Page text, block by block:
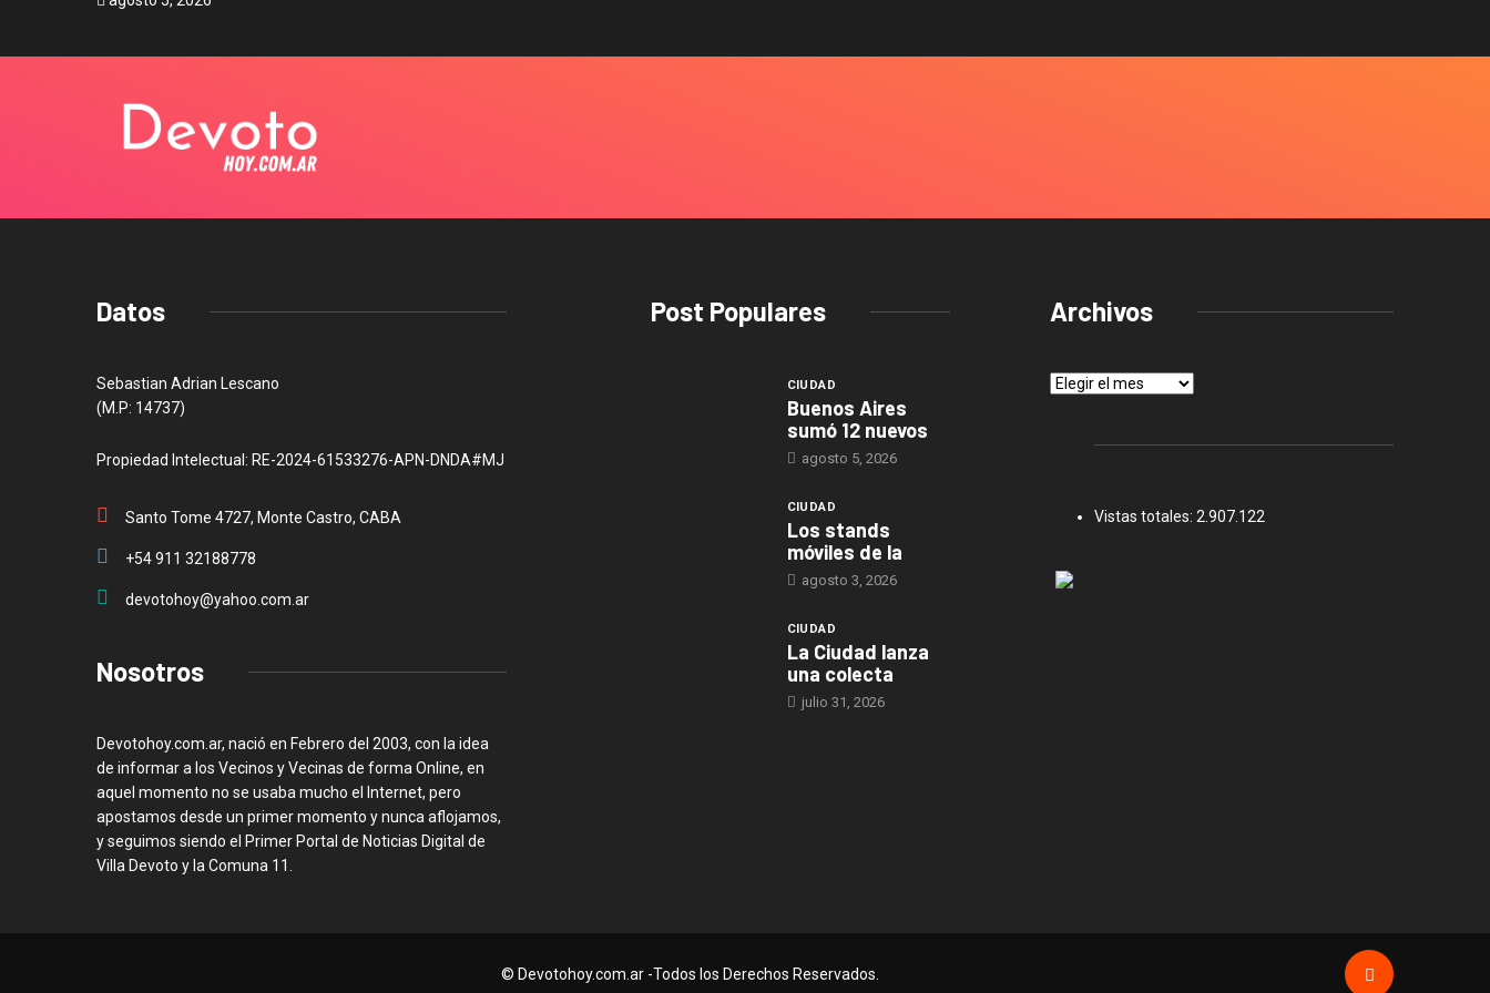
Datos
Sebastian Adrian Lescano
(M.P: 14737)
Propiedad Intelectual: RE-2024-61533276-APN-DNDA#MJ
Santo Tome 4727, Monte Castro, CABA
+54 911 32188778
devotohoy@yahoo.com.ar
Nosotros
Devotohoy.com.ar, nació en Febrero del 2003, con la idea
de informar a los Vecinos y Vecinas de forma Online, en
aquel momento no se usaba mucho el Internet, pero
apostamos desde un primer momento y nunca aflojamos,
y seguimos siendo el Primer Portal de Noticias Digital de
Villa Devoto y la Comuna 11.
Post Populares
CIUDAD
Buenos Aires
sumó 12 nuevos
agosto 5, 2026
CIUDAD
Los stands
móviles de la
agosto 3, 2026
CIUDAD
La Ciudad lanza
una colecta
julio 31, 2026
Archivos
Archivos
Vistas totales: 2.907.122
© Devotohoy.com.ar -Todos los Derechos Reservados.